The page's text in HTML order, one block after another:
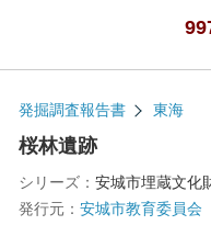
発掘調査報告書 東海
桜林遺跡
シリーズ：
発行元： 安城市教育委員会